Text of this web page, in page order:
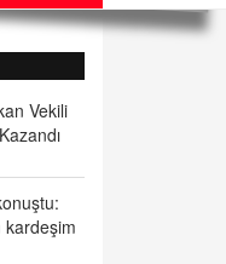
Vekili